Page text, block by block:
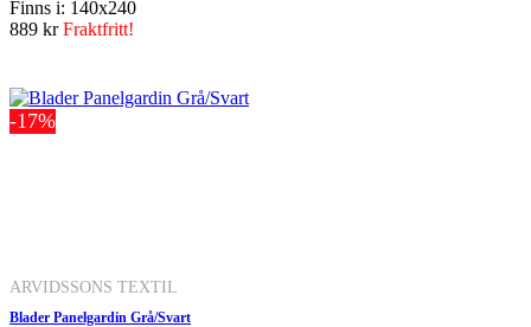
Finns i: 140x240
889 krFraktfritt!
-17%
ARVIDSSONS TEXTIL
Blader Panelgardin Grå/Svart